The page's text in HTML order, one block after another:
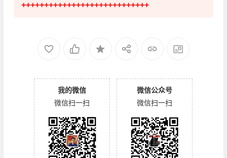
++++++++++++++++++++++++++++
我的微信
微信扫一扫
微信公众号
微信扫一扫